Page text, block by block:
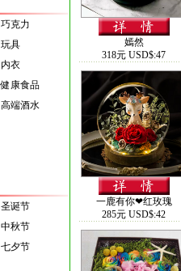
巧克力
玩具
内衣
健康食品
高端酒水
圣诞节
中秋节
七夕节
嫣然
318元 USD$:47
一鹿有你❤红玫瑰
285元 USD$:42